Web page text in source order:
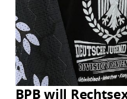
BPB will